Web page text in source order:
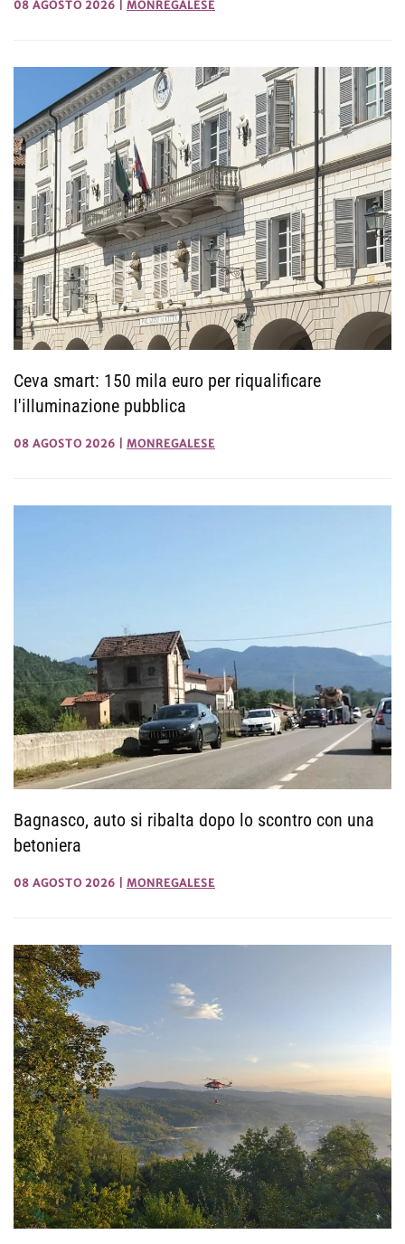
08 AGOSTO 2026 MONREGALESE
Ceva smart: 150 mila euro per riqualificare
l'illuminazione pubblica
08 AGOSTO 2026 MONREGALESE
Bagnasco, auto si ribalta dopo lo scontro con una
betoniera
08 AGOSTO 2026 MONREGALESE